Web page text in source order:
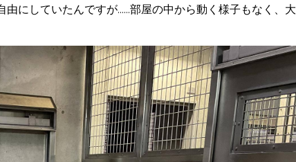
にしていたんですが......部屋の中から動く様子もなく、大